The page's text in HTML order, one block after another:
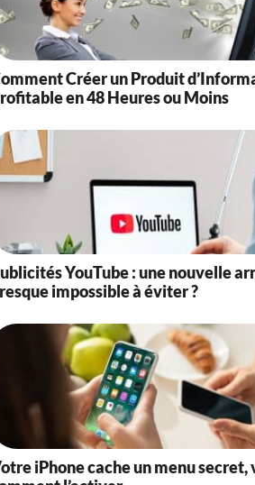
Créer un Produit
en 48 Heures ou Moins
YouTube : une nouvelle
impossible à éviter ?
iPhone cache un menu secret,